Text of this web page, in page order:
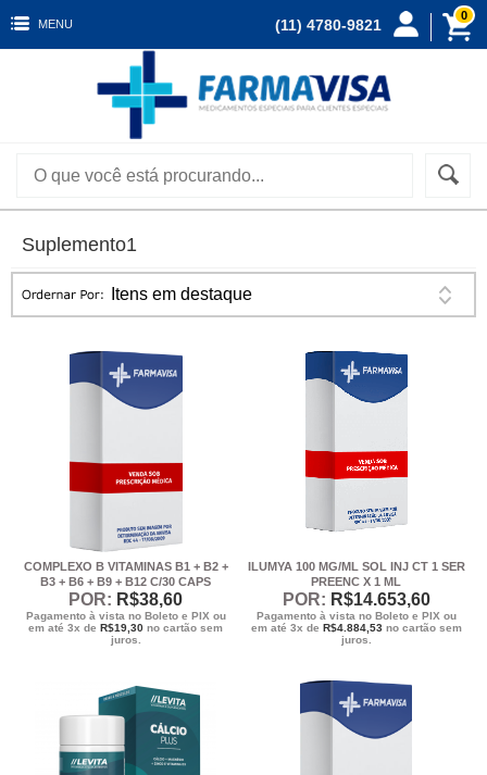
MENU
0
(11) 4780-9821
Suplemento1
COMPLEXO B VITAMINAS B1 + B2 +
B3 + B6 + B9 + B12 C/30 CAPS
POR: R$38,60
Pagamento à vista no Boleto e PIX ou
em até 3x deR$19,30 no cartão sem
juros.
ILUMYA 100 MG/ML SOL INJ CT 1 SER
PREENC X 1 ML
POR: R$14.653,60
Pagamento à vista no Boleto e PIX ou
em até 3x de R$4.884,53no cartão sem
juros.